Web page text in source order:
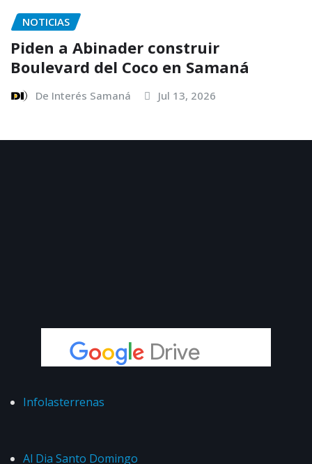
NOTICIAS
Piden a Abinader construir
Boulevard del Coco en Samaná
De Interés Samaná Jul 13, 2026
Infolasterrenas
Al Dia Santo Domingo